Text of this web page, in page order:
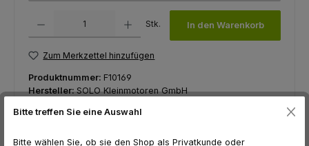
Stk. In den Warenkorb
Zum Merkzettel hinzufügen
Produktnummer: F10169
Hersteller:SOLO Kleinmotoren GmbH
Beschreibung
Bitte treffen Sie eine Auswahl
Bitte wählen Sie, ob sie den Shop als Privatkunde oder